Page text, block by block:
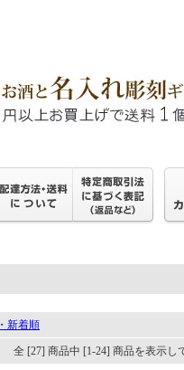
・新着順
全 [27] 商品中 [1-24] 商品を表示し